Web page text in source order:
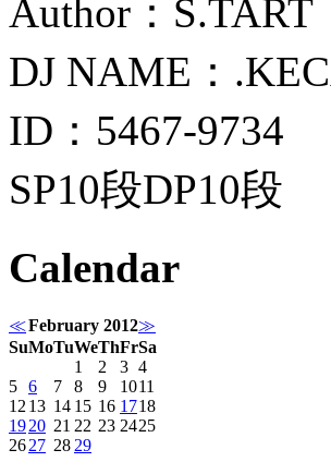
Author：S.TART
DJ NAME：
ID：5467-9734
SP10段DP10段
Calendar
≪February 2012≫
SuMoTuWeThFrSa
1
2 3 4
5 6 7 8 9 1011
12 13 14 15 16 1718
1920 21 22 23 2425
2627 28 29